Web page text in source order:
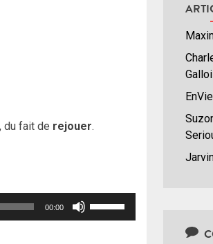
du fait de rejouer.
00:00